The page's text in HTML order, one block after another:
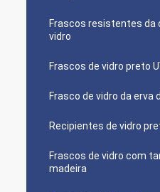
Frascos resistentes da
vidro
Frascos de vidro preto
Frasco de vidro da erva
Recipientes de vidro
Frascos de vidro com
madeira